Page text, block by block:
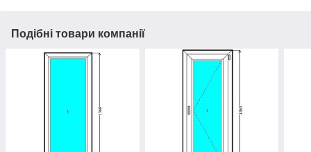
Подібні товари компанії